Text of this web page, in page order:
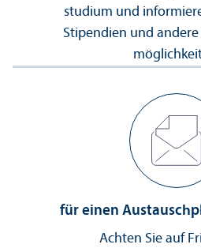
studium und
Stipendien und
für einen
Achten Sie auf